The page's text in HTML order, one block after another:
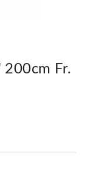
200cm Fr.